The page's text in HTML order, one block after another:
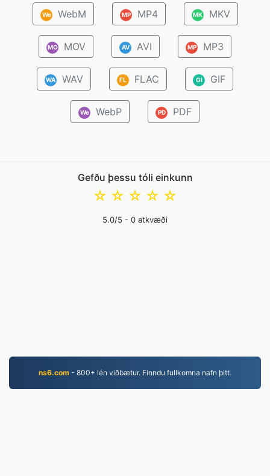
We WebM MP MP4 MK MKV
MO MOV AV AVI MP MP3
WA WAV FL FLAC GI GIF
We WebP PD PDF
Gefðu þessu tóli einkunn
☆
☆
☆
☆
☆
5.0/5 - 0 atkvæði
ns6.com - 800+ lén viðbætur. Finndu fullkomna nafn þitt.